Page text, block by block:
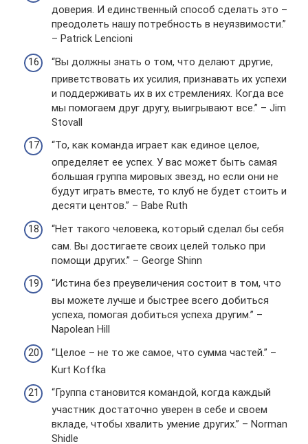
доверия. И единственный способ сделать это –
преодолеть нашу потребность в неуязвимости.”
– Patrick Lencioni
“Вы должны знать о том, что делают другие,
приветствовать их усилия, признавать их успехи
и поддерживать их в их стремлениях. Когда все
мы помогаем друг другу, выигрывают все.” – Jim
Stovall
“То, как команда играет как единое целое,
определяет ее успех. У вас может быть самая
большая группа мировых звезд, но если они не
будут играть вместе, то клуб не будет стоить и
десяти центов.” – Babe Ruth
“Нет такого человека, который сделал бы себя
сам. Вы достигаете своих целей только при
помощи других.” – George Shinn
“Истина без преувеличения состоит в том, что
вы можете лучше и быстрее всего добиться
успеха, помогая добиться успеха другим.” –
Napolean Hill
“Целое – не то же самое, что сумма частей.” –
Kurt Koffka
“Группа становится командой, когда каждый
участник достаточно уверен в себе и своем
вкладе, чтобы хвалить умение других.” – Norman
Shidle